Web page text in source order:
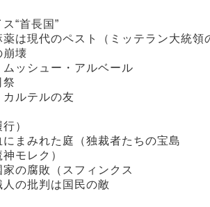
“首長国”
は現代のペスト（ミッテラン大統領
崩壊
ムッシュー・アルベール
祭
カルテルの友
）
まみれた庭（独裁者たちの宝島
モレク）
の腐敗（スフィンクス
人の批判は国民の敵